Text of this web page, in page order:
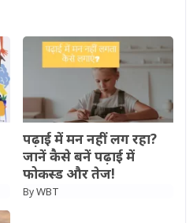
पढ़ाई में मन नहीं लग रहा?
जानें कैसे बनें पढ़ाई में
फोकस्ड और तेज!
ByWBT